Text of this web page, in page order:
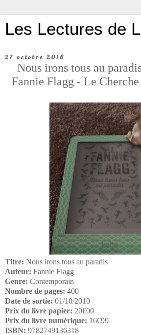
Les Lectures de
27 octobre 2016
Nous irons tous au
Fannie Flagg - Le
Titre: Nous irons tous au paradis
Auteur: Fannie Flagg
Genre: Contemporain
Nombre de pages: 400
Date de sortie: 01/10/2010
Prix du livre papier: 20€00
Prix du livre numérique: 16€99
ISBN: 9782749136318